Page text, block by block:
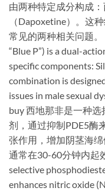
由两种特定成分构成
（Dapoxetine）。这
常见的两种相关问题。
“Blue P”) is a ​dual-
specific components:
combination is
issues in male sexual
buy ​西地那非是一种
剂，通过抑制PDE5酶
张作用，增加阴茎海
通常在30-60分钟内起
selective
enhances nitric oxide